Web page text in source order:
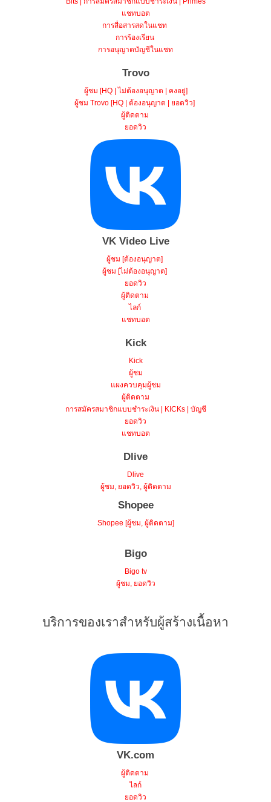
แชทบอต
การสื่อสารสดในแชท
การร้องเรียน
การอนุญาตบัญชีในแชท
Trovo
ผู้ชม [HQ | ไม่ต้องอนุญาต | คงอยู่]
ผู้ชม Trovo [HQ | ต้องอนุญาต | ยอดวิว]
ผู้ติดตาม
ยอดวิว
VK Video Live
ผู้ชม [ต้องอนุญาต]
ผู้ชม [ไม่ต้องอนุญาต]
ยอดวิว
ผู้ติดตาม
ไลก์
แชทบอต
Kick
Kick
ผู้ชม
แผงควบคุมผู้ชม
ผู้ติดตาม
การสมัครสมาชิกแบบชำระเงิน | KICKs | บัญชี
ยอดวิว
แชทบอต
Dlive
Dlive
ผู้ชม, ยอดวิว, ผู้ติดตาม
Shopee
Shopee [ผู้ชม, ผู้ติดตาม]
Bigo
Bigo tv
ผู้ชม, ยอดวิว
บริการของเราสำหรับผู้สร้างเนื้อหา
VK.com
ผู้ติดตาม
ไลก์
ยอดวิว